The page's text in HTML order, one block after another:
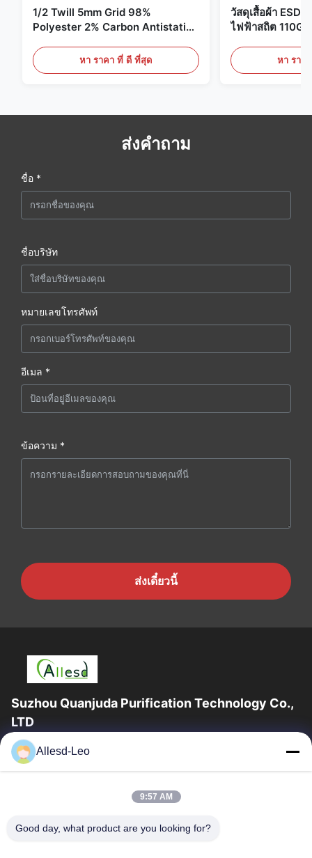
1/2 Twill 5mm Grid 98%
Polyester 2% Carbon Antistatic
หา ราคา ที่ ดี ที่สุด
วัสดุเสื้อผ้า ESD
ไฟฟ้าสถิต
หา ราค
ส่งคำถาม
ชื่อ *
ชื่อบริษัท
หมายเลขโทรศัพท์
อีเมล *
ข้อความ *
ส่งเดี๋ยวนี้
Suzhou Quanjuda Purification Technology Co.,
LTD
ประสบการณ์ 16 ปี ในฐานะผู้ผลิตและผู้ส่งออกผลิตภัณฑ์ ESD &
Cleanroom ชั้นนำ เราขอเสนออุปกรณ์และวัสดุสิ้นเปลือง ESD &
บ้าน
สินค้า
Allesd-Leo
9:57 AM
Good day, what product are you looking for?